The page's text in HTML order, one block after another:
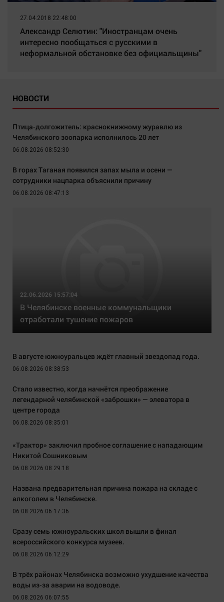
27.04.2018 22:48:00
Александр Селютин: "Иностранцам очень
интересно пообщаться с русскими в
неформальной обстановке без официальщины"
НОВОСТИ
Птица-долгожитель: краснокнижному журавлю из
Челябинского зоопарка исполнилось 20 лет
06.08.2026 08:52:30
В горах Таганая появился запах мыла и осени —
сотрудники нацпарка объяснили причину
06.08.2026 08:47:13
22.06.2026 15:57:04
В Челябинске военные коммунальщики
отработали тушение пожаров
В августе южноуральцев ждёт главный звездопад года.
06.08.2026 08:38:53
Стало известно, когда начнётся преображение
легендарной челябинской «заброшки» — элеватора в
центре города
06.08.2026 08:35:01
«Трактор» заключил пробное соглашение с нападающим
Никитой Сошниковым
06.08.2026 08:29:18
Названа предварительная причина пожара на складе с
алкоголем в Челябинске.
06.08.2026 06:17:36
Сразу семь южноуральских школ вышли в финал
всероссийского конкурса музеев.
06.08.2026 06:12:29
В трёх районах Челябинска возможно ухудшение качества
воды из-за аварии на водоводе.
06.08.2026 06:07:55